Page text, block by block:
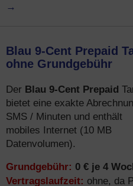
→
Blau 9-Cent Prepaid
ohne Grundgebühr
Der Blau 9-Cent Prepaid
bietet eine exakte
SMS / Minuten und enthält
mobiles Internet (10 MB
Datenvolumen).
Grundgebühr: 0 € je 4
Vertragslaufzeit: ohne, da